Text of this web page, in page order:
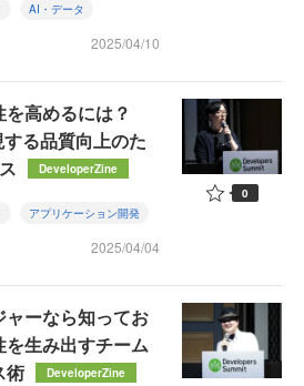
AI・データ
2025/04/10
高めるには？
る品質向上のた
DeveloperZine
アプリケーション開発
2025/04/04
0
ーなら知ってお
を生み出すチーム
術
DeveloperZine